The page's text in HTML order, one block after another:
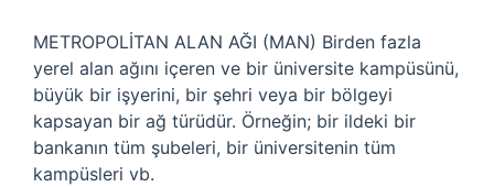
METROPOLİTAN ALAN AĞI (MAN) Birden fazla
yerel alan ağını içeren ve bir üniversite kampüsünü,
büyük bir işyerini, bir şehri veya bir bölgeyi
kapsayan bir ağ türüdür. Örneğin; bir ildeki bir
bankanın tüm şubeleri, bir üniversitenin tüm
kampüsleri vb.